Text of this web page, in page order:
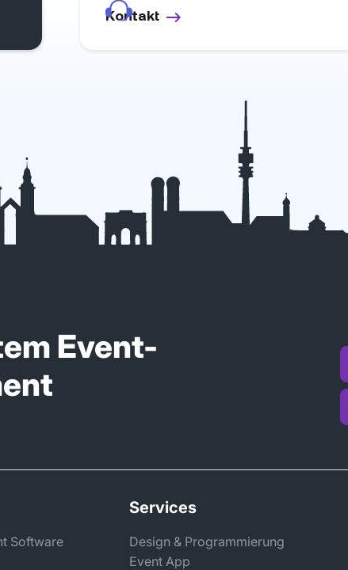
Kontakt
Event-
Software
Services
Design & Programmierung
Event App